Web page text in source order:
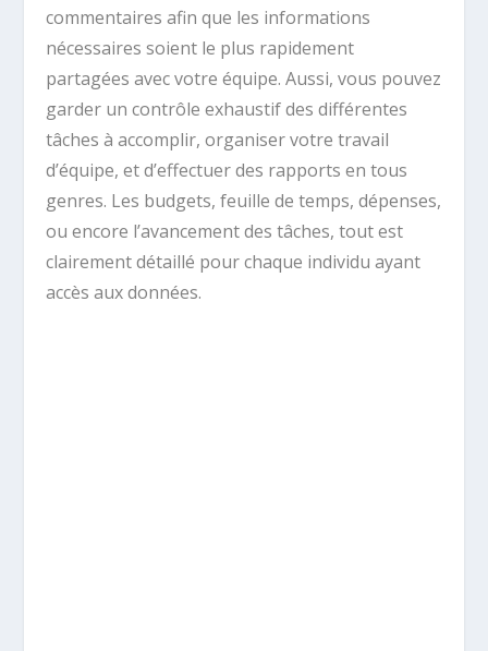
commentaires afin que les informations
nécessaires soient le plus rapidement
partagées avec votre équipe. Aussi, vous pouvez
garder un contrôle exhaustif des différentes
tâches à accomplir, organiser votre travail
d’équipe, et d’effectuer des rapports en tous
genres. Les budgets, feuille de temps, dépenses,
ou encore l’avancement des tâches, tout est
clairement détaillé pour chaque individu ayant
accès aux données.